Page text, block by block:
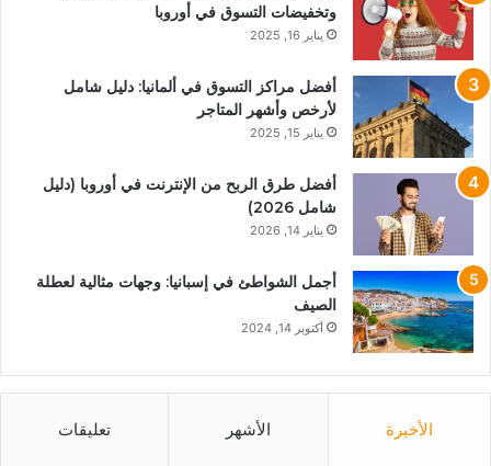
وتخفيضات التسوق في أوروبا
يناير 16, 2025
أفضل مراكز التسوق في ألمانيا: دليل شامل
لأرخص وأشهر المتاجر
يناير 15, 2025
أفضل طرق الربح من الإنترنت في أوروبا (دليل
شامل 2026)
يناير 14, 2026
أجمل الشواطئ في إسبانيا: وجهات مثالية لعطلة
الصيف
أكتوبر 14, 2024
الأخيرة الأشهر تعليقات